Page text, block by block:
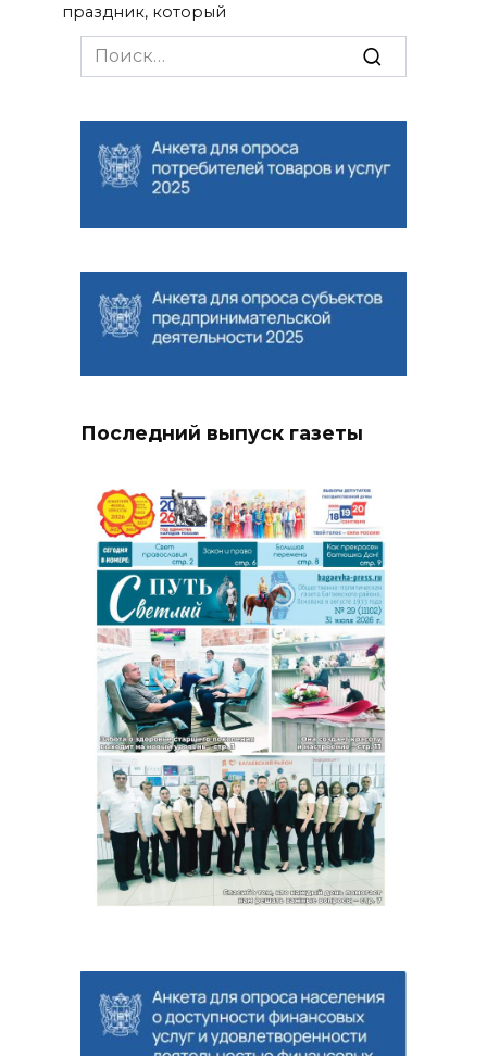
праздник, который
Search
for:
Последний выпуск газеты